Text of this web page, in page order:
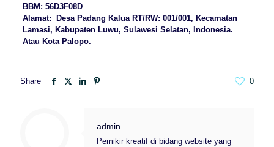
BBM: 56D3F08D
Alamat: Desa Padang Kalua RT/RW: 001/001, Kecamatan
Lamasi, Kabupaten Luwu, Sulawesi Selatan, Indonesia.
Atau Kota Palopo.
Share 0
admin
Pemikir kreatif di bidang website yang